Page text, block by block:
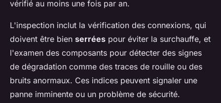
vérifié au moins une fois par an.
L'inspection inclut la vérification des connexions, qui
doivent être bien serrées pour éviter la surchauffe, et
l'examen des composants pour détecter des signes
de dégradation comme des traces de rouille ou des
bruits anormaux. Ces indices peuvent signaler une
panne imminente ou un problème de sécurité.